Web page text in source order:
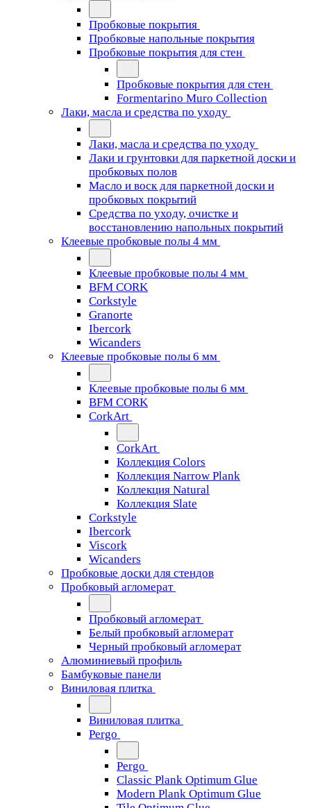
Пробковые покрытия
Пробковые напольные покрытия
Пробковые покрытия для стен
Пробковые покрытия для стен
Formentarino Muro Collection
Лаки, масла и средства по уходу
Лаки, масла и средства по уходу
Лаки и грунтовки для паркетной доски и
пробковых полов
Масло и воск для паркетной доски и
пробковых покрытий
Средства по уходу, очистке и
восстановлению напольных покрытий
Клеевые пробковые полы 4 мм
Клеевые пробковые полы 4 мм
BFM CORK
Corkstyle
Granorte
Ibercork
Wicanders
Клеевые пробковые полы 6 мм
Клеевые пробковые полы 6 мм
BFM CORK
CorkArt
CorkArt
Коллекция Colors
Коллекция Narrow Plank
Коллекция Natural
Коллекция Slate
Corkstyle
Ibercork
Viscork
Wicanders
Пробковые доски для стендов
Пробковый агломерат
Пробковый агломерат
Белый пробковый агломерат
Черный пробковый агломерат
Алюминиевый профиль
Бамбуковые панели
Виниловая плитка
Виниловая плитка
Pergo
Pergo
Classic Plank Optimum Glue
Modern Plank Optimum Glue